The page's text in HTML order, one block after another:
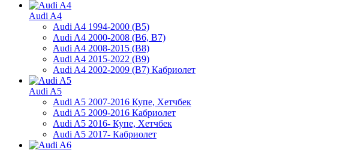
Audi A4
Audi A4 1994-2000 (B5)
Audi A4 2000-2008 (B6, B7)
Audi A4 2008-2015 (B8)
Audi A4 2015-2022 (B9)
Audi A4 2002-2009 (B7) Кабриолет
Audi A5
Audi A5 2007-2016 Купе, Хетчбек
Audi A5 2009-2016 Кабриолет
Audi A5 2016- Купе, Хетчбек
Audi A5 2017- Кабриолет